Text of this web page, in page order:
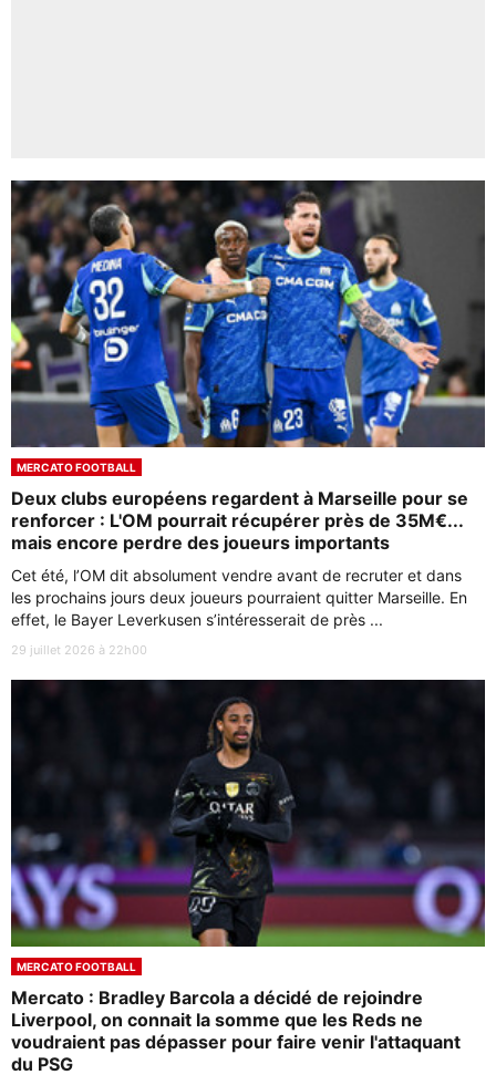
MERCATO FOOTBALL
Deux clubs européens regardent à Marseille pour se
renforcer : L'OM pourrait récupérer près de 35M€...
mais encore perdre des joueurs importants
Cet été, l’OM dit absolument vendre avant de recruter et dans
les prochains jours deux joueurs pourraient quitter Marseille. En
effet, le Bayer Leverkusen s’intéresserait de près ...
29 juillet 2026 à 22h00
MERCATO FOOTBALL
Mercato : Bradley Barcola a décidé de rejoindre
Liverpool, on connait la somme que les Reds ne
voudraient pas dépasser pour faire venir l'attaquant
du PSG